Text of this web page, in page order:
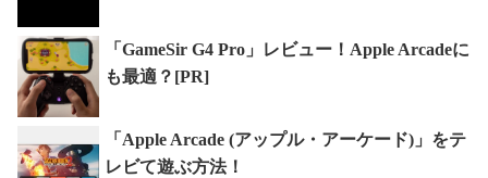
「GameSir G4 Pro」レビュー！Apple Arcadeに
も最適？[PR]
「Apple Arcade (アップル・アーケード)」をテ
レビて遊ぶ方法！